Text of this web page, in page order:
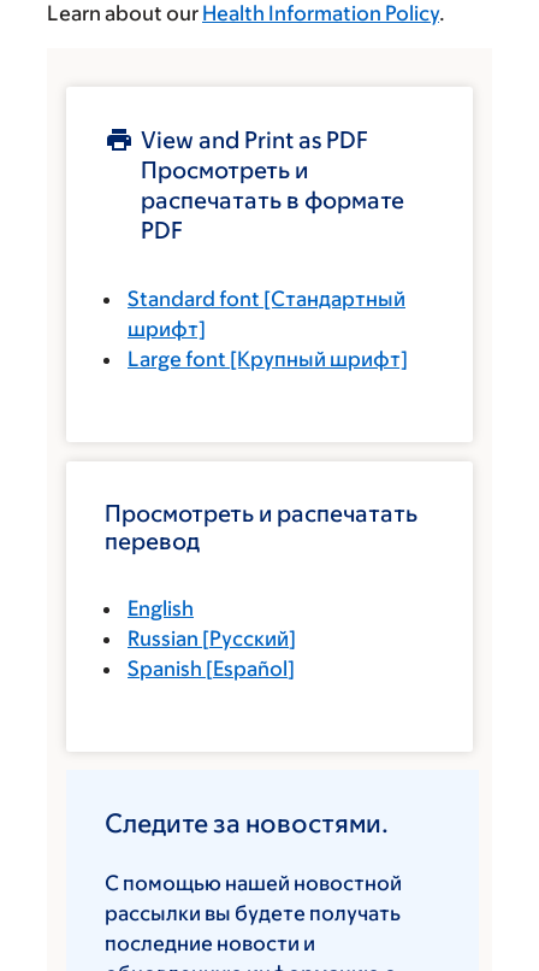
Learn about our Health Information Policy.
View and Print as PDF
Просмотреть и
распечатать в формате
PDF
Standard font [Стандартный
шрифт]
Large font [Крупный шрифт]
Просмотреть и распечатать
перевод
English
Russian [Русский]
Spanish [Español]
Следите за новостями.
С помощью нашей новостной
рассылки вы будете получать
последние новости и